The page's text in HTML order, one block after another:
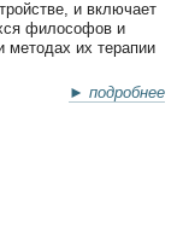
и включает
философов и
методах их терапии
► подробнее